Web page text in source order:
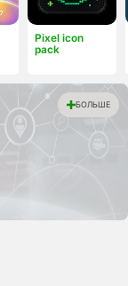
Pixel icon
pack
БОЛЬШЕ